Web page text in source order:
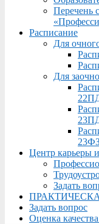
Перечень
Расписание
Для
Для
Центр карьеры
Задать
Задать вопрос
Оценка